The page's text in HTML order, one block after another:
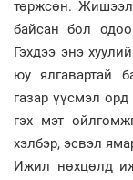
төржсөн.
байсан бол
Гэхдээ энэ
юу ялгавартай
газар үүсмэл
гэх мэт
хэлбэр, эсвэл
Ижил нөхцөлд